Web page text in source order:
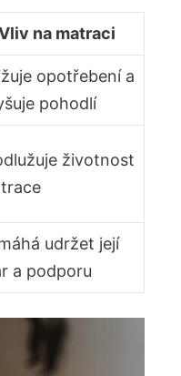
na matraci
opotřebení a
pohodlí
životnost
udržet její
a podporu